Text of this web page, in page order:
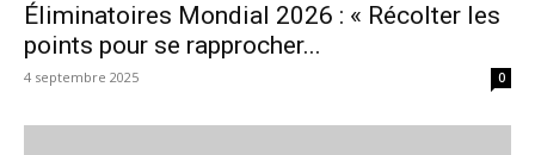
Éliminatoires Mondial 2026 : « Récolter les
points pour se rapprocher...
4 septembre 2025 0